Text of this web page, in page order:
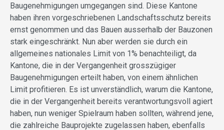
Baugenehmigungen umgegangen sind. Diese Kantone
haben ihren vorgeschriebenen Landschaftsschutz bereits
ernst genommen und das Bauen ausserhalb der Bauzonen
stark eingeschränkt. Nun aber werden sie durch ein
allgemeines nationales Limit von 1% benachteiligt, da
Kantone, die in der Vergangenheit grosszügiger
Baugenehmigungen erteilt haben, von einem ähnlichen
Limit profitieren. Es ist unverständlich, warum die Kantone,
die in der Vergangenheit bereits verantwortungsvoll agiert
haben, nun weniger Spielraum haben sollten, während jene,
die zahlreiche Bauprojekte zugelassen haben, ebenfalls